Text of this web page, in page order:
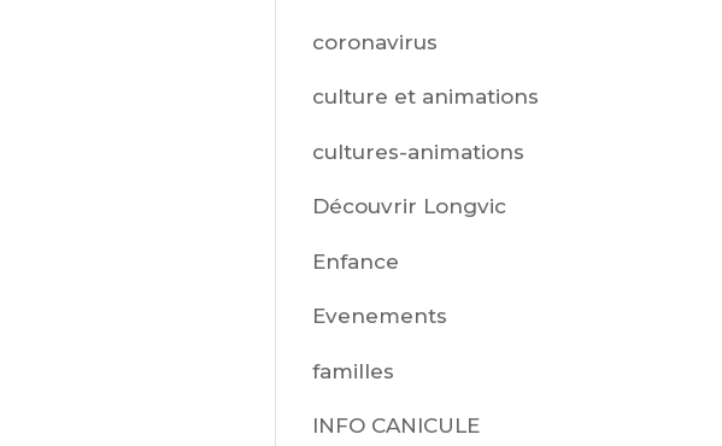
coronavirus
culture et animations
cultures-animations
Découvrir Longvic
Enfance
Evenements
familles
INFO CANICULE